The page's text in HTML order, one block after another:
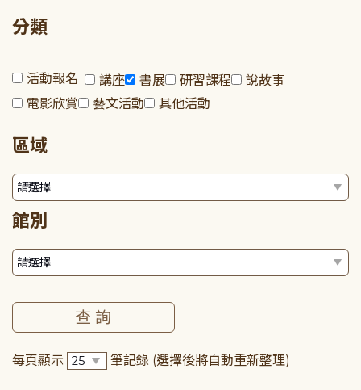
分類
活動報名 講座 書展 研習課程
說故事
電影欣賞
藝文活動 其他活動
區域
館別
每頁顯示 筆記錄 (選擇後將自動重新整理)